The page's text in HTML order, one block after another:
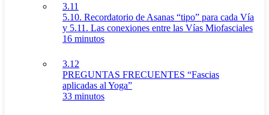
3.11
5.10. Recordatorio de Asanas “tipo” para cada Vía
y 5.11. Las conexiones entre las Vías Miofasciales
16 minutos
3.12
PREGUNTAS FRECUENTES “Fascias
aplicadas al Yoga”
33 minutos